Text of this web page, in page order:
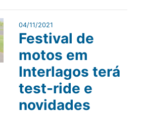
04/11/2021
Festival de
motos em
Interlagos terá
test-ride e
novidades